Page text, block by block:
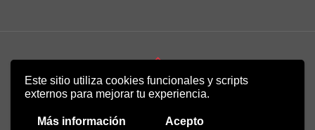
Este sitio utiliza cookies funcionales y scripts
externos para mejorar tu experiencia.
Más información Acepto
Copyright 2022 - Desirée Bela-Lobedde